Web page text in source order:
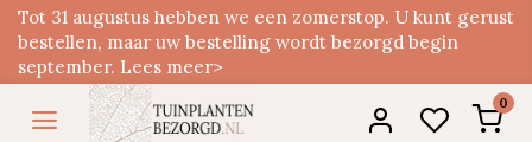
Tot 31 augustus hebben we een zomerstop. U kunt gerust
bestellen, maar uw bestelling wordt bezorgd begin
september. Lees meer>
0